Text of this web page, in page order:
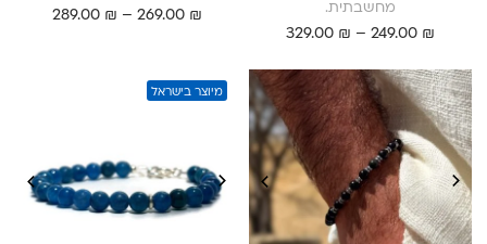
מחשבתית.
249.00 ₪
–
329.00 ₪
טווח
עד
269.00 ₪
–
289.00 ₪
טווח
מיוצר בישראל